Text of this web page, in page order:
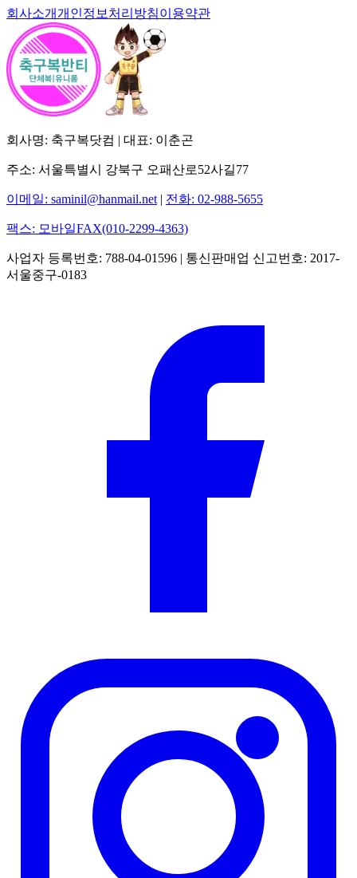
회사소개개인정보처리방침이용약관
회사명: 축구복닷컴 | 대표: 이춘곤
주소: 서울특별시 강북구 오패산로52사길77
이메일: saminil@hanmail.net | 전화: 02-988-5655
팩스: 모바일FAX(010-2299-4363)
사업자 등록번호: 788-04-01596 | 통신판매업 신고번호: 2017-
서울중구-0183